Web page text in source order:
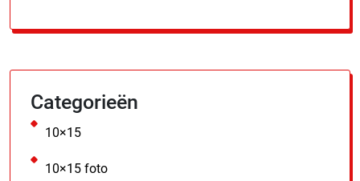
Categorieën
10×15
10×15 foto